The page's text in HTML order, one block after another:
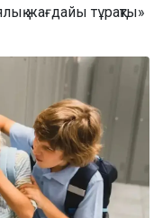
жағдайы тұрақты»